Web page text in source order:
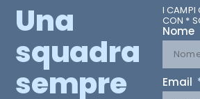
Una
squadra
sempre
I CAMPI
CON *
Nome
Email